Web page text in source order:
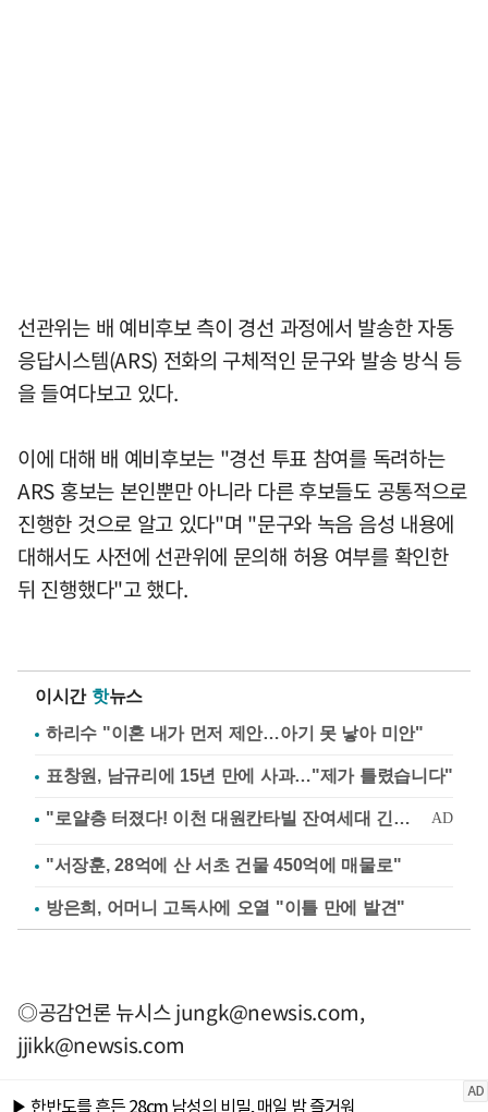
선관위는 배 예비후보 측이 경선 과정에서 발송한 자동
응답시스템(ARS) 전화의 구체적인 문구와 발송 방식 등
을 들여다보고 있다.
이에 대해 배 예비후보는 "경선 투표 참여를 독려하는
ARS 홍보는 본인뿐만 아니라 다른 후보들도 공통적으로
진행한 것으로 알고 있다"며 "문구와 녹음 음성 내용에
대해서도 사전에 선관위에 문의해 허용 여부를 확인한
뒤 진행했다"고 했다.
이시간 핫뉴스
하리수 "이혼 내가 먼저 제안…아기 못 낳아 미안"
표창원, 남규리에 15년 만에 사과…"제가 틀렸습니다"
"서장훈, 28억에 산 서초 건물 450억에 매물로"
방은희, 어머니 고독사에 오열 "이틀 만에 발견"
◎공감언론 뉴시스jungk@newsis.com,
jjikk@newsis.com